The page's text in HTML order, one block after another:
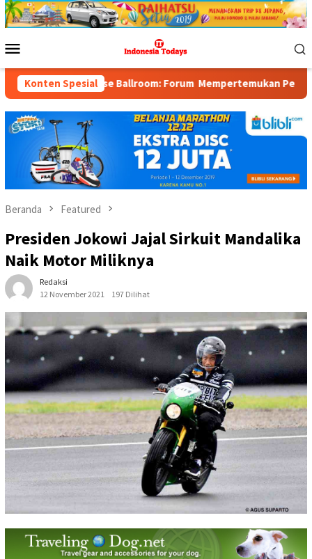
Loncat
ke
Mobile
Konten Spesial
Forum Mempertemukan Pemerintah, Pelaku Industri,
Beranda Featured
Presiden Jokowi Jajal Sirkuit Mandalika
Naik Motor Miliknya
Redaksi
12 November 2021
197 Dilihat